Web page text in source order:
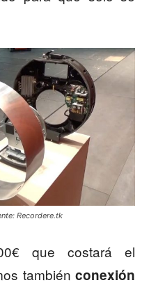
Recordere.tk
que costará el
también conexión